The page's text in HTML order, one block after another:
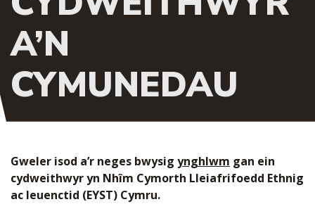
A’N
CYMUNEDAU
Gweler isod a’r neges bwysig ynghlwm gan ein
cydweithwyr yn Nhîm Cymorth Lleiafrifoedd Ethnig
ac Ieuenctid (EYST) Cymru.